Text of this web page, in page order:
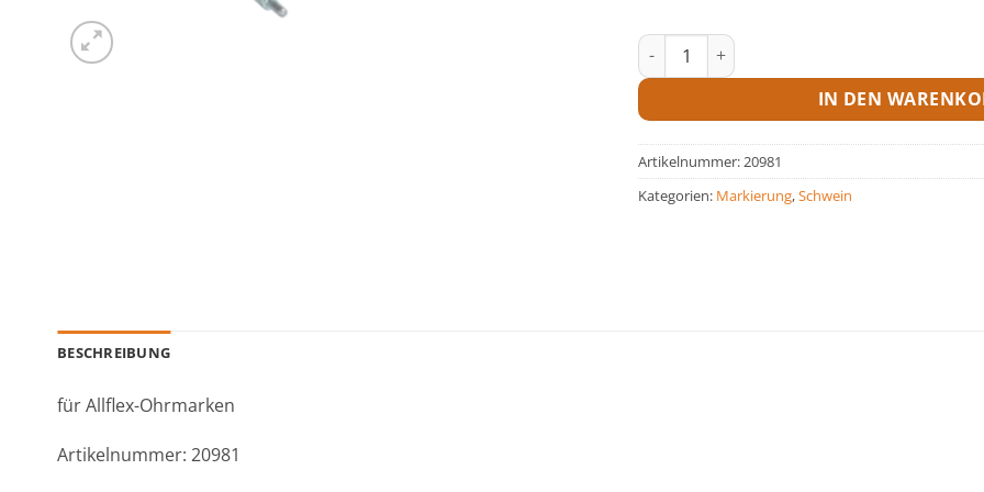
Umrüstsatz f. PrimaFlex-Zange auf Allflex
IN DEN
Artikelnummer:20981
Kategorien: Markierung,Schwein
BESCHREIBUNG
für Allflex-Ohrmarken
Artikelnummer: 20981